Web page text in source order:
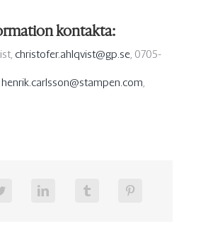
kontakta:
christofer.ahlqvist@gp.se, 0705-
henrik.carlsson@stampen.com,